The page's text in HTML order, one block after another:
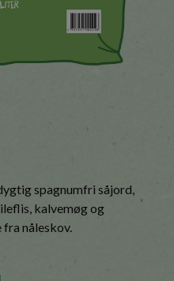
spagnumfri såjord,
kalvemøg og
nåleskov.